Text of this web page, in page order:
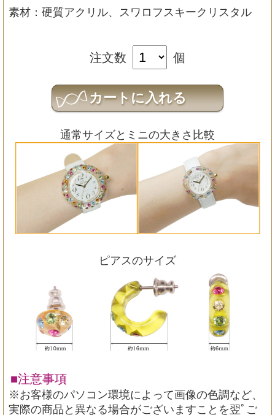
素材：硬質アクリル、スワロフスキークリスタル
注文数 個
通常サイズとミニの大きさ比較
ピアスのサイズ
■注意事項
※お客様のパソコン環境によって画像の色調など、
実際の商品と異なる場合がございますことを翌ﾟご